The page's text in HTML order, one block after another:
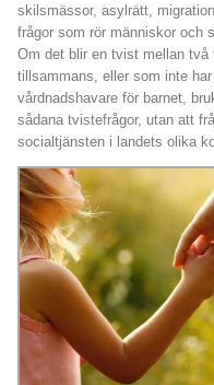
skilsmässor, asylrätt,
frågor som rör människor och
Om det blir en tvist mellan två
tillsammans, eller som inte
vårdnadshavare för barnet,
sådana tvistefrågor, utan att
socialtjänsten i landets olika